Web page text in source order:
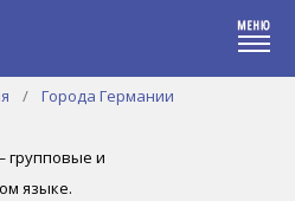
Города Германии
групповые и
языке.